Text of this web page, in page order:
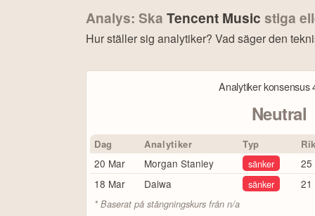
Analys: Ska Tencent Music stiga
Hur ställer sig analytiker? Vad säger den
Analytiker konsensus
Neutral
Dag Analytiker Typ
20 Mar Morgan Stanley sänker
18 Mar
Daiwa sänker
* Baserat på stängningskurs frånn/a